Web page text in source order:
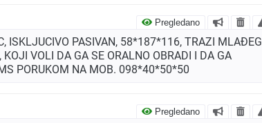
Pregledano
ISKLJUCIVO PASIVAN, 58*187*116, TRAZI MLAĐEG
VOLI DA GA SE ORALNO OBRADI I DA GA
PORUKOM NA MOB. 098*40*50*50
Pregledano